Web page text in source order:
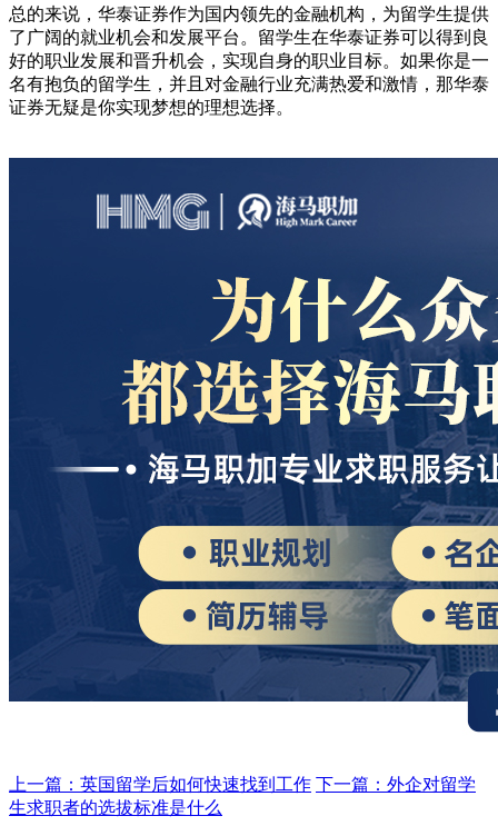
总的来说，华泰证券作为国内领先的金融机构，为留学生提供
了广阔的就业机会和发展平台。留学生在华泰证券可以得到良
好的职业发展和晋升机会，实现自身的职业目标。如果你是一
名有抱负的留学生，并且对金融行业充满热爱和激情，那华泰
证券无疑是你实现梦想的理想选择。
上一篇：英国留学后如何快速找到工作 下一篇：外企对留学
生求职者的选拔标准是什么